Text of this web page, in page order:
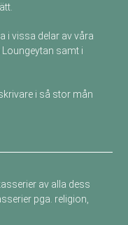
i vissa delar av våra
samt i
i så stor mån
av alla dess
pga. religion,